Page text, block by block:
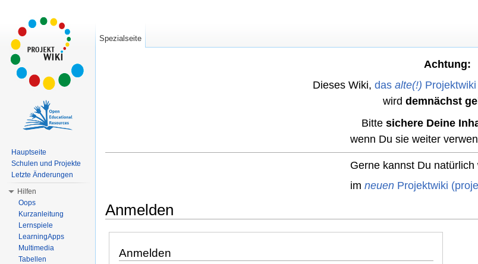
Achtung:
Dieses Wiki, das alte(!)
wird demnächst
Bitte sichere Deine
wenn Du sie weiter
Gerne kannst Du natürlich
im neuenProjektwiki
Anmelden
Anmelden
Spezialseite
Hauptseite
Schulen und Projekte
Letzte Änderungen
Hilfen
Oops
Kurzanleitung
Lernspiele
LearningApps
Multimedia
Tabellen